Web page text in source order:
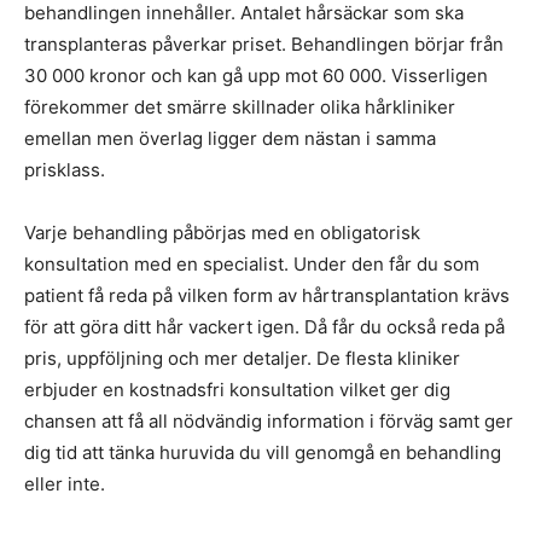
behandlingen innehåller. Antalet hårsäckar som ska
transplanteras påverkar priset. Behandlingen börjar från
30 000 kronor och kan gå upp mot 60 000. Visserligen
förekommer det smärre skillnader olika hårkliniker
emellan men överlag ligger dem nästan i samma
prisklass.
Varje behandling påbörjas med en obligatorisk
konsultation med en specialist. Under den får du som
patient få reda på vilken form av hårtransplantation krävs
för att göra ditt hår vackert igen. Då får du också reda på
pris, uppföljning och mer detaljer. De flesta kliniker
erbjuder en kostnadsfri konsultation vilket ger dig
chansen att få all nödvändig information i förväg samt ger
dig tid att tänka huruvida du vill genomgå en behandling
eller inte.